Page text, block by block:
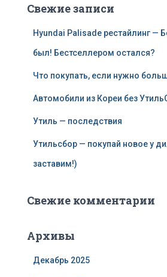
Свежие записи
Hyundai Palisade рестайлинг —
был! Бестселлером остался?
Что покупать, если нужно
Автомобили из Кореи без
Утиль — последствия
Утильсбор — покупай новое у
заставим!)
Свежие комментарии
Архивы
Декабрь 2025